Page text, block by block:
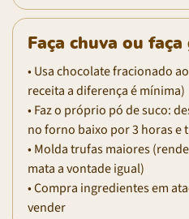
Faça chuva ou faça
• Usa chocolate fracionado
receita a diferença é mínima)
• Faz o próprio pó de suco:
no forno baixo por 3 horas e
• Molda trufas maiores
mata a vontade igual)
• Compra ingredientes em
vender